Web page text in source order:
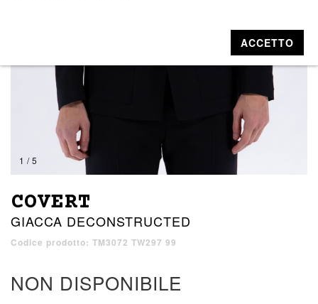
1 / 5
COVERT
GIACCA DECONSTRUCTED
Codice prodotto: TM3072 TW297 99
NON DISPONIBILE
ACCETTO